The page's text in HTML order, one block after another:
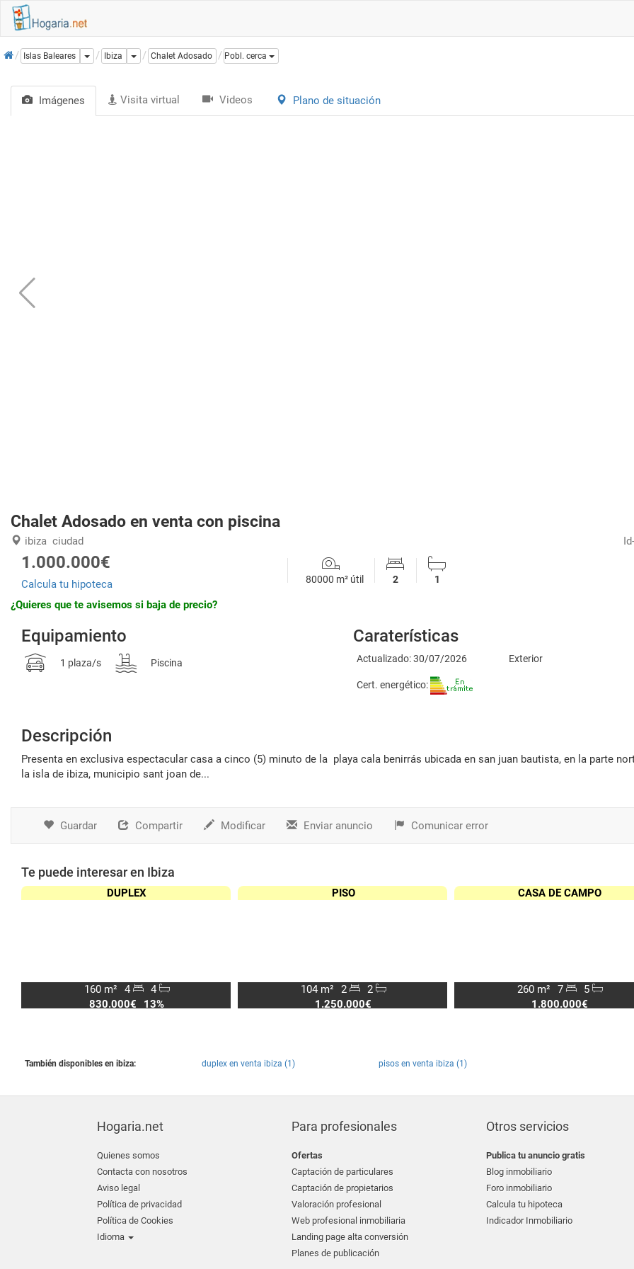
InicioIslas Baleares Dropdown
Ibiza Dropdown
Chalet Adosado Pobl. cerca
Imágenes Visita virtual Videos Plano de situación
Chalet Adosado en venta con piscina
ibiza ciudad
1.000.000€
Calcula tu hipoteca 80000 m² útil 2 1
¿Quieres que te avisemos si baja de precio?
Equipamiento
1 plaza/s Piscina
Caraterísticas
Actualizado: 30/07/2026 Exterior
Cert. energético:
Descripción
presenta en exclusiva espectacular casa a cinco (5) minuto de la playa cala benirrás ubicada en san juan bautista, en la parte norte de
la isla de ibiza, municipio sant joan de...
Guardar Compartir Modificar Enviar anuncio Comunicar error
Te puede interesar en Ibiza
DUPLEX
160 m² 4
4
830.000€
13%
PISO
104 m² 2
2
1.250.000€
CASA DE CAMPO
260 m² 7
5
1.800.000€
También disponibles en ibiza: duplex en venta ibiza (1) pisos en venta ibiza (1)
Hogaria.net
Quienes somos
Contacta con nosotros
Aviso legal
Política de privacidad
Política de Cookies
Idioma
Para profesionales
Ofertas
Captación de particulares
Captación de propietarios
Valoración profesional
Web profesional inmobiliaria
Landing page alta conversión
Planes de publicación
Otros servicios
Publica tu anuncio gratis
Blog inmobiliario
Foro inmobiliario
Calcula tu hipoteca
Indicador Inmobiliario